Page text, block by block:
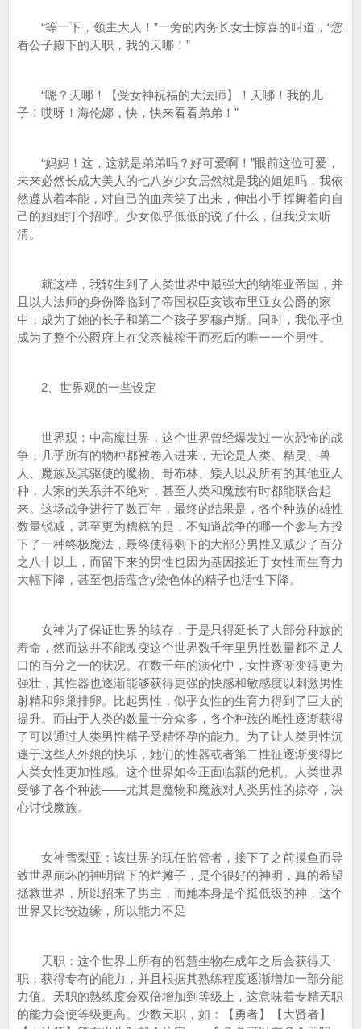
“等一下，领主大人！”一旁的内务长女士惊喜的叫道，“您
看公子殿下的天职，我的天哪！”
“嗯？天哪！【受女神祝福的大法师】！天哪！我的儿
子！哎呀！海伦娜，快，快来看看弟弟！”
“妈妈！这，这就是弟弟吗？好可爱啊！”眼前这位可爱，
未来必然长成大美人的七八岁少女居然就是我的姐姐吗，我依
然遵从着本能，对自己的血亲笑了出来，伸出小手挥舞着向自
己的姐姐打个招呼。少女似乎低低的说了什么，但我没太听
清。
就这样，我转生到了人类世界中最强大的纳维亚帝国，并
且以大法师的身份降临到了帝国权臣亥该布里亚女公爵的家
中，成为了她的长子和第二个孩子罗穆卢斯。同时，我似乎也
成为了整个公爵府上在父亲被榨干而死后的唯一一个男性。
2、世界观的一些设定
世界观：中高魔世界，这个世界曾经爆发过一次恐怖的战
争，几乎所有的物种都被卷入进来，无论是人类、精灵、兽
人、魔族及其驱使的魔物、哥布林、矮人以及所有的其他亚人
种，大家的关系并不绝对，甚至人类和魔族有时都能联合起
来。这场战争进行了数百年，最终的结果是，各个种族的雄性
数量锐减，甚至更为糟糕的是，不知道战争的哪一个参与方投
下了一种终极魔法，最终使得剩下的大部分男性又减少了百分
之八十以上，而留下来的男性也因为基因接近于女性而生育力
大幅下降，甚至包括蕴含y染色体的精子也活性下降。
女神为了保证世界的续存，于是只得延长了大部分种族的
寿命，然而这并不能改变这个世界数千年里男性数量都不足人
口的百分之一的状况。在数千年的演化中，女性逐渐变得更为
强壮，其性器也逐渐能够获得更强的快感和敏感度以刺激男性
射精和卵巢排卵。比起男性，似乎女性的生育力得到了巨大的
提升。而由于人类的数量十分众多，各个种族的雌性逐渐获得
了可以通过人类男性精子受精怀孕的能力。为了让人类男性沉
迷于这些人外娘的快乐，她们的性器或者第二性征逐渐变得比
人类女性更加性感。这个世界如今正面临新的危机。人类世界
受够了各个种族——尤其是魔物和魔族对人类男性的掠夺，决
心讨伐魔族。
女神雪梨亚：该世界的现任监管者，接下了之前摸鱼而导
致世界崩坏的神明留下的烂摊子，是个很好的神明，真的希望
拯救世界，所以招来了男主，而她本身是个挺低级的神，这个
世界又比较边缘，所以能力不足
天职：这个世界上所有的智慧生物在成年之后会获得天
职，获得专有的能力，并且根据其熟练程度逐渐增加一部分能
力值。天职的熟练度会双倍增加到等级上，这意味着专精天职
的能力会使等级更高。少数天职，如：【勇者】【大贤者】